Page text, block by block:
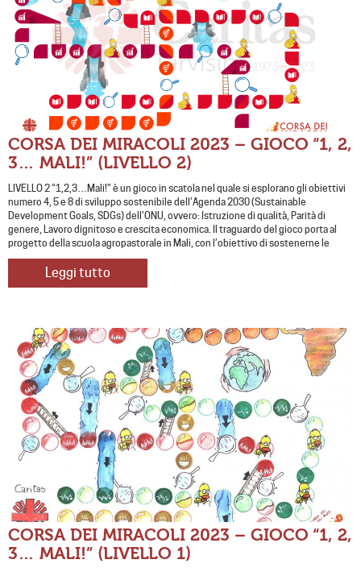
CORSA DEI MIRACOLI 2023 – GIOCO “1, 2,
3… MALI!” (LIVELLO 2)
LIVELLO 2 “1,2,3…Mali!” è un gioco in scatola nel quale si esplorano gli obiettivi
numero 4, 5 e 8 di sviluppo sostenibile dell’Agenda 2030 (Sustainable
Development Goals, SDGs) dell’ONU, ovvero: Istruzione di qualità, Parità di
genere, Lavoro dignitoso e crescita economica. Il traguardo del gioco porta al
progetto della scuola agropastorale in Mali, con l’obiettivo di sostenerne le
Leggi tutto
CORSA DEI MIRACOLI 2023 – GIOCO “1, 2,
3… MALI!” (LIVELLO 1)